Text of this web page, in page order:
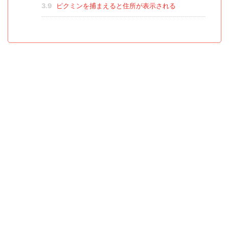
3.9 ピクミンを捕まえると住所が表示される